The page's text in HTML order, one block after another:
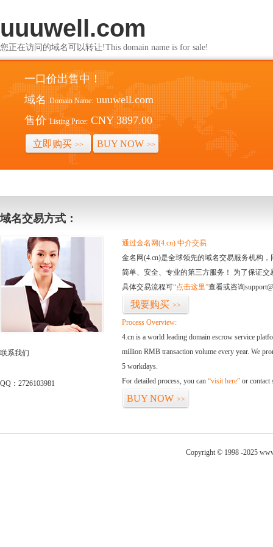
uuuwell.com
您正在访问的域名可以转让!This domain name is for sale!
一口价出售中！
域名 Domain Name: uuuwell.com
售价 Listing Price: CNY 3897.00
立即购买 >> BUY NOW >>
域名交易方式：
联系我们
QQ：2726103981
通过金名网(4.cn) 中介交易
金名网(4.cn)是全球领先的域名交易服务机构
简单、安全、专业的第三方服务！ 为了保证
具体交易流程可“点击这里”查看或咨询
我要购买 >>
Process Overview:
4.cn is a world leading domain escrow service
million RMB transaction volume every year. We
5 workdays.
For detailed process, you can “visit here” or contact
BUY NOW >>
Copyright © 1998 -2025